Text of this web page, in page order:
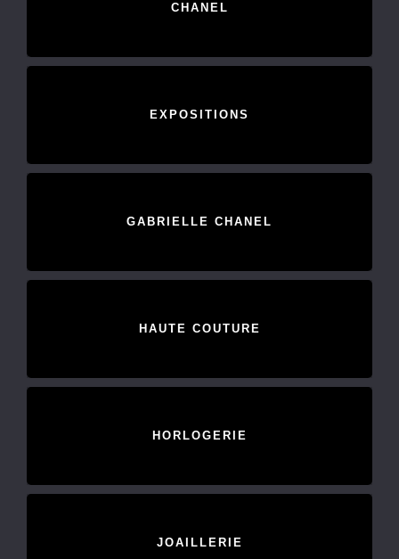
CHANEL
EXPOSITIONS
GABRIELLE CHANEL
HAUTE COUTURE
HORLOGERIE
JOAILLERIE